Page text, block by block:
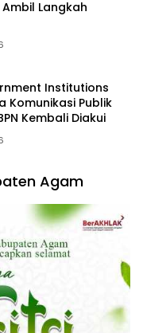
Langkah
Institutions
Komunikasi Publik
Kembali Diakui
Agam